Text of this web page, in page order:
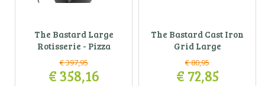
The Bastard Large
Rotisserie - Pizza
€397,95
€358,16
The Bastard Cast Iron
Grid Large
€80,95
€ 72,85